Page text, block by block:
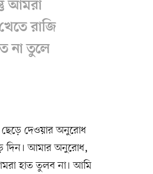
আমরা
রাজি
না তুলে
ছেড়ে দেওয়ার অনুরোধ
দিন। আমার অনুরোধ,
হাত তুলব না। আমি